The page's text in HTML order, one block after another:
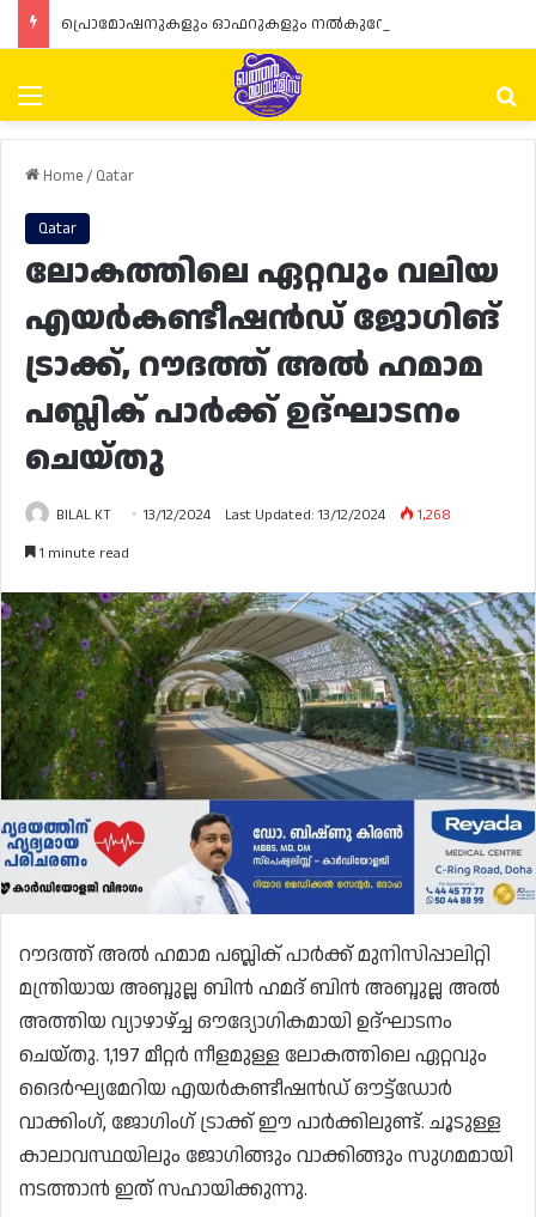
Menu
Home/ Qatar
Qatar
ലോകത്തിലെ ഏറ്റവും വലിയ
എയർകണ്ടീഷൻഡ് ജോഗിങ്
ട്രാക്ക്, റൗദത്ത് അൽ ഹമാമ
പബ്ലിക് പാർക്ക് ഉദ്ഘാടനം
ചെയ്‌തു
BILAL KT 13/12/2024 Last Updated: 13/12/2024
1,268
1 minute read
റൗദത്ത് അൽ ഹമാമ പബ്ലിക് പാർക്ക് മുനിസിപ്പാലിറ്റി
മന്ത്രിയായ അബ്ദുല്ല ബിൻ ഹമദ് ബിൻ അബ്ദുല്ല അൽ
അത്തിയ വ്യാഴാഴ്ച്ച ഔദ്യോഗികമായി ഉദ്ഘാടനം
ചെയ്‌തു. 1,197 മീറ്റർ നീളമുള്ള ലോകത്തിലെ ഏറ്റവും
ദൈർഘ്യമേറിയ എയർകണ്ടീഷൻഡ് ഔട്ട്ഡോർ
വാക്കിംഗ്, ജോഗിംഗ് ട്രാക്ക് ഈ പാർക്കിലുണ്ട്. ചൂടുള്ള
കാലാവസ്ഥയിലും ജോഗിങ്ങും വാക്കിങ്ങും സുഗമമായി
നടത്താൻ ഇത് സഹായിക്കുന്നു.